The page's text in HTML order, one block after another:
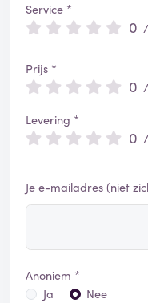
Service *
0
Prijs *
0
Levering *
0
Je e-mailadres (niet
Anoniem *
Ja
Nee